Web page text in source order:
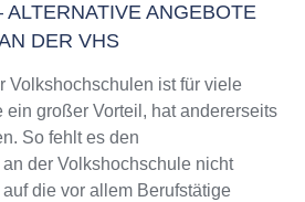
Aktualisiert: August 2021
ALTERNATIVE ANGEBOTE
DER VHS
Volkshochschulen ist für viele
ein großer Vorteil, hat andererseits
So fehlt es den
der Volkshochschule nicht
die vor allem Berufstätige